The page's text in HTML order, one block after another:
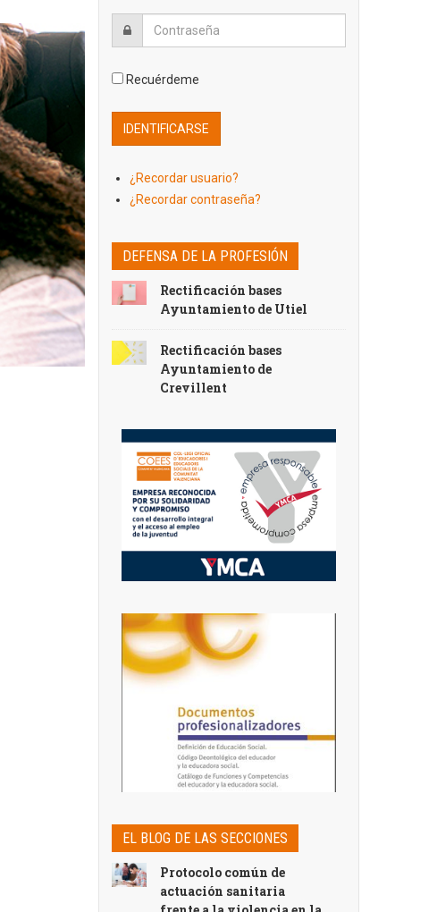
Recuérdeme
¿Recordar usuario?
¿Recordar contraseña?
DEFENSA DE LA PROFESIÓN
Rectificación bases
Ayuntamiento de Utiel
Rectificación bases
Ayuntamiento de
Crevillent
EL BLOG DE LAS SECCIONES
Protocolo común de
actuación sanitaria